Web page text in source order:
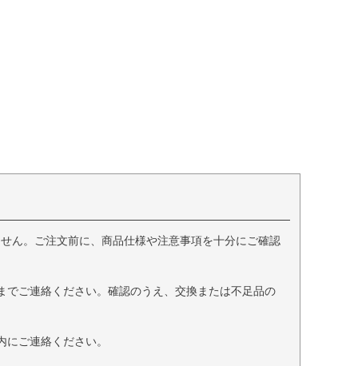
ん。ご注文前に、商品仕様や注意事項を十分にご確認
ご連絡ください。確認のうえ、交換または不足品の
ご連絡ください。